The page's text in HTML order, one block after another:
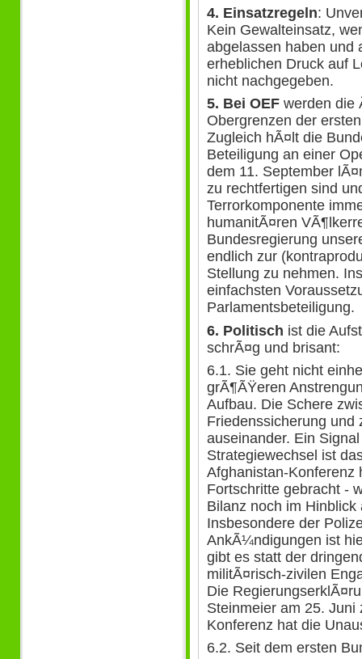
4. Einsatzregeln:
Kein Gewalteinsatz,
abgelassen haben und
erheblichen Druck auf
nicht nachgegeben.
5. Bei OEF werden die
Obergrenzen der
Zugleich hÃ¤lt die
Beteiligung an einer
dem 11. September
zu rechtfertigen sind
Terrorkomponente
humanitÃ¤ren
Bundesregierung
endlich zur
Stellung zu nehmen.
einfachsten
Parlamentsbeteiligung.
6. Politisch ist die
schrÃ¤g und brisant:
6.1. Sie geht nicht
grÃ¶ÃŸeren
Aufbau. Die Schere
Friedenssicherung und
auseinander. Ein
Strategiewechsel ist
Afghanistan-Konferenz
Fortschritte gebracht -
Bilanz noch im
Insbesondere der
AnkÃ¼ndigungen ist
gibt es statt der
militÃ¤risch-zivilen
Die
Steinmeier am 25. Juni
Konferenz hat die
6.2. Seit dem ersten